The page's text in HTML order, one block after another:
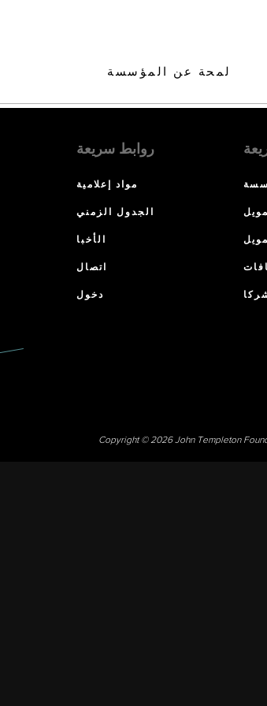
لمحة عن المؤسسة
روابط سريعة
مواد إعلامية
الجدول الزمني
الأخبا
اتصال
دخول
Copyright © 2026 John Templeton